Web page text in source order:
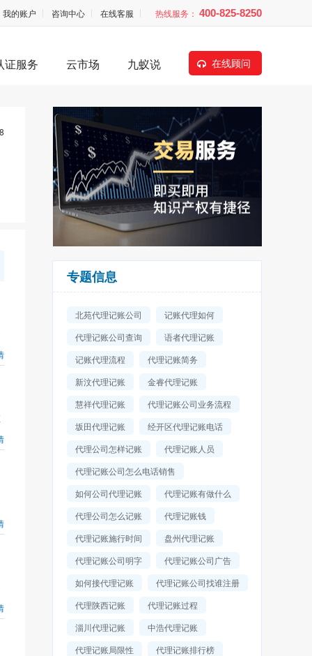
我的账户 咨询中心 在线客服 热线服务： 400-825-8250
在线顾问
证服务 云市场 九蚁说
专题信息
北苑代理记账公司
记账代理如何
代理记账公司查询
语者代理记账
记账代理流程
代理记账简务
新汶代理记账
金睿代理记账
慧祥代理记账
代理记账公司业务流程
坂田代理记账
经开区代理记账电话
代理公司怎样记账
代理记账人员
代理记账公司怎么电话销售
如何公司代理记账
代理记账有做什么
代理公司怎么记账
代理记账钱
代理记账施行时间
盘州代理记账
代理记账公司明字
代理记账公司广告
如何接代理记账
代理记账公司找谁注册
代理陕西记账
代理记账过程
淄川代理记账
中浩代理记账
代理记账局限性
代理记账排行榜